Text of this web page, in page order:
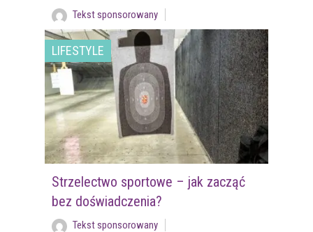
Tekst sponsorowany
LIFESTYLE
Strzelectwo sportowe – jak zacząć
bez doświadczenia?
Tekst sponsorowany